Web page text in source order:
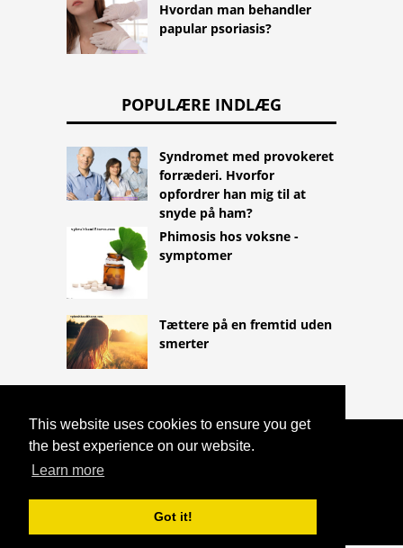
This website uses cookies to ensure you get
the best experience on our website.
Learn more
Got it!
Hvordan man behandler
papular psoriasis?
POPULÆRE INDLÆG
Syndromet med provokeret
forræderi. Hvorfor
opfordrer han mig til at
snyde på ham?
Phimosis hos voksne -
symptomer
Tættere på en fremtid uden
smerter
COPYRIGHT 2026
HTTPS://LIFESTYLEMED.NET
OG PSA - NOK UDELUKKELSE! SE MIG.
IKKE MIN HUD